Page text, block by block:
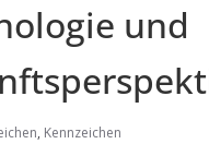
und
, Kennzeichen